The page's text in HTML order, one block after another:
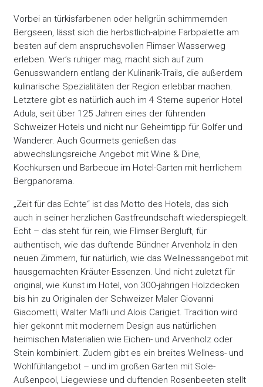
Vorbei an türkisfarbenen oder hellgrün schimmernden
Bergseen, lässt sich die herbstlich-alpine Farbpalette am
besten auf dem anspruchsvollen Flimser Wasserweg
erleben. Wer’s ruhiger mag, macht sich auf zum
Genusswandern entlang der Kulinarik-Trails, die außerdem
kulinarische Spezialitäten der Region erlebbar machen.
Letztere gibt es natürlich auch im 4 Sterne superior Hotel
Adula, seit über 125 Jahren eines der führenden
Schweizer Hotels und nicht nur Geheimtipp für Golfer und
Wanderer. Auch Gourmets genießen das
abwechslungsreiche Angebot mit Wine & Dine,
Kochkursen und Barbecue im Hotel-Garten mit herrlichem
Bergpanorama.
„Zeit für das Echte“ ist das Motto des Hotels, das sich
auch in seiner herzlichen Gastfreundschaft wiederspiegelt.
Echt – das steht für rein, wie Flimser Bergluft, für
authentisch, wie das duftende Bündner Arvenholz in den
neuen Zimmern, für natürlich, wie das Wellnessangebot mit
hausgemachten Kräuter-Essenzen. Und nicht zuletzt für
original, wie Kunst im Hotel, von 300-jährigen Holzdecken
bis hin zu Originalen der Schweizer Maler Giovanni
Giacometti, Walter Mafli und Alois Carigiet. Tradition wird
hier gekonnt mit modernem Design aus natürlichen
heimischen Materialien wie Eichen- und Arvenholz oder
Stein kombiniert. Zudem gibt es ein breites Wellness- und
Wohlfühlangebot – und im großen Garten mit Sole-
Außenpool, Liegewiese und duftenden Rosenbeeten stellt